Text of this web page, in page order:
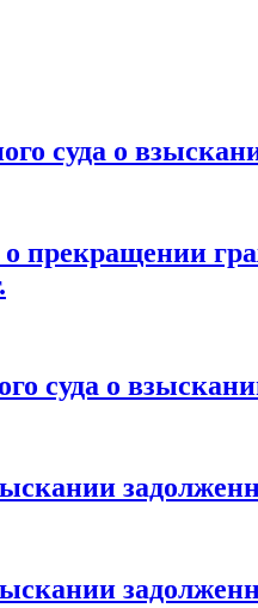
суда о
о прекращении
суда о